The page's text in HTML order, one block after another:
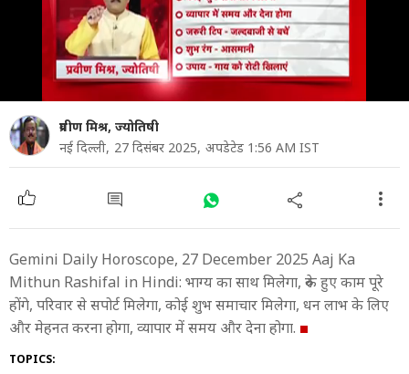
प्रवीण मिश्र, ज्योतिषी
नई दिल्ली, 27 दिसंबर 2025, अपडेटेड 1:56 AM IST
Gemini Daily Horoscope, 27 December 2025 Aaj Ka
Mithun Rashifal in Hindi: भाग्य का साथ मिलेगा, रुके हुए काम पूरे
होंगे, परिवार से सपोर्ट मिलेगा, कोई शुभ समाचार मिलेगा, धन लाभ के लिए
और मेहनत करना होगा, व्यापार में समय और देना होगा.
TOPICS: